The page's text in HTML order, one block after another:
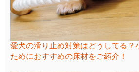
愛犬の滑り止め対策はどうしてる？
ためにおすすめの床材をご紹介！